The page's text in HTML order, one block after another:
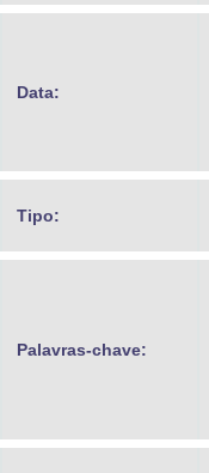
Data:
Tipo:
Palavras-chave: